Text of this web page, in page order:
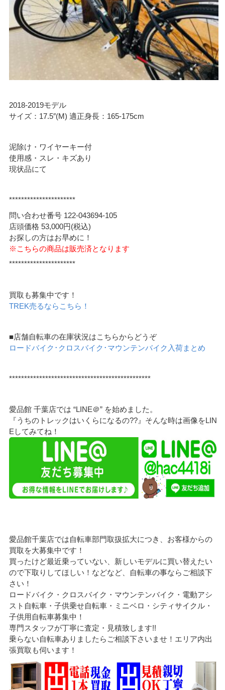
2018-2019モデル
サイズ：17.5″(M) 適正身長：165-175cm
泥除け・ワイヤーキー付
使用感・スレ・キズあり
現状品にて
**********************
問い合わせ番号 122-043694-105
店頭価格 53,000円(税込)
お探しの方はお早めに！
※こちらの商品は販売済となります
**********************
買取も募集中です！
TREK売るならこちら！
■店舗自転車の在庫状況はこちらからどうぞ
ロードバイク･クロスバイク･マウンテンバイク入荷まとめ
***********************************************
愛品館 千葉店では “LINE＠” を始めました。
『うちのトレックはいくらになるの??』そんな時は画像をLIN
Eしてみてね！
愛品館千葉店では自転車部門取扱拡大につき、お客様からの
買取を大募集中です！
買ったけど最近乗っていない、新しいモデルに買い替えたい
ので下取りしてほしい！などなど、自転車の事ならご相談下
さい！
ロードバイク・クロスバイク・マウンテンバイク・電動アシ
スト自転車・子供乗せ自転車・ミニベロ・シティサイクル・
子供用自転車募集中！
専門スタッフが丁寧に査定・見積致します!!
乗らない自転車ありましたらご相談下さいませ！エリア内出
張買取も伺います！